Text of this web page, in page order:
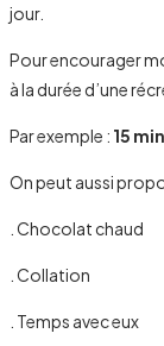
jour.
Pour encourager
à la durée d’une
Par exemple : 15
On peut aussi
. Chocolat chaud
. Collation
. Temps avec eux